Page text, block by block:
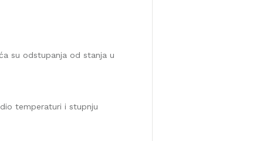
su odstupanja od stanja u
temperaturi i stupnju